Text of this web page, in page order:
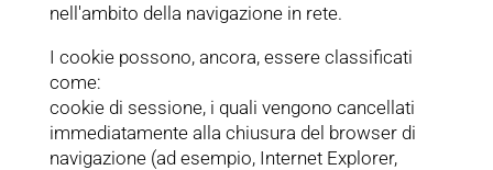
nell'ambito della navigazione in rete.
I cookie possono, ancora, essere classificati
come:
cookie di sessione, i quali vengono cancellati
immediatamente alla chiusura del browser di
navigazione (ad esempio, Internet Explorer,